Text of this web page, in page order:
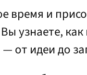
время и
узнаете, как
от идеи до